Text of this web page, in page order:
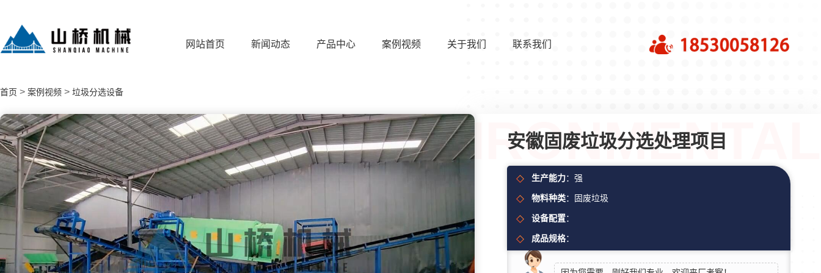
网站首页 新闻动态 产品中心 案例视频 关于我们 联系我们
首页 > 案例视频 > 垃圾分选设备
安徽固废垃圾分选处理项目
生产能力：强
物料种类：固废垃圾
设备配置：
成品规格：